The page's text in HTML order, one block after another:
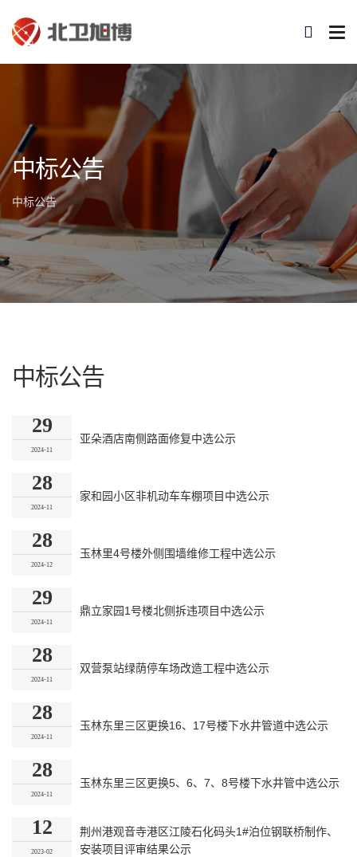
中标公告
中标公告
中标公告
29
2024-11
亚朵酒店南侧路面修复中选公示
28
2024-11
家和园小区非机动车车棚项目中选公示
28
2024-12
玉林里4号楼外侧围墙维修工程中选公示
29
2024-11
鼎立家园1号楼北侧拆违项目中选公示
28
2024-11
双营泵站绿荫停车场改造工程中选公示
28
2024-11
玉林东里三区更换16、17号楼下水井管道中选公示
28
2024-11
玉林东里三区更换5、6、7、8号楼下水井管中选公示
12
2023-02
荆州港观音寺港区江陵石化码头1#泊位钢联桥制作、
安装项目评审结果公示